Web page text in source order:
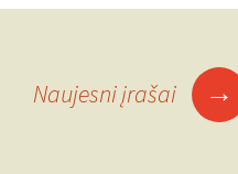
Naujesni įrašai →